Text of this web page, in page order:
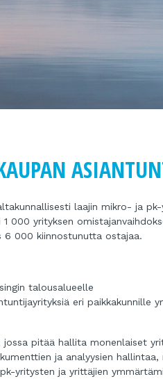
laajin mikro- ja
000 yrityksen
6 000 kiinnostunutta ostajaa.
talousalueelle
eri paikkakunnille
pitää hallita monenlaiset
ja analyysien
yritysten ja yrittäjien